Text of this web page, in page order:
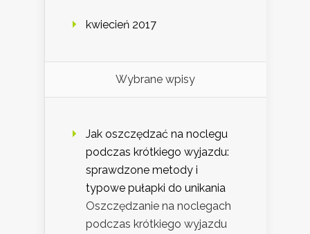
kwiecień 2017
Wybrane wpisy
Jak oszczędzać na noclegu
podczas krótkiego wyjazdu:
sprawdzone metody i
typowe pułapki do unikania
Oszczędzanie na noclegach
podczas krótkiego wyjazdu